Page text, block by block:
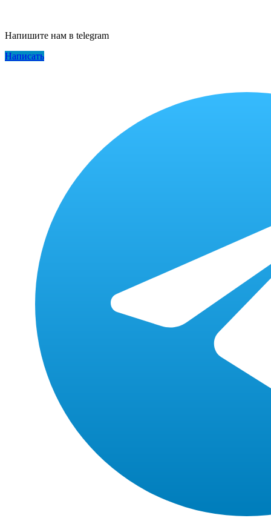
Напишите нам в telegram
Написать